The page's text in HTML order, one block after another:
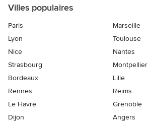
Villes populaires
Paris
Marseille
Lyon
Toulouse
Nice
Nantes
Strasbourg
Montpellier
Bordeaux
Lille
Rennes
Reims
Le Havre
Grenoble
Dijon
Angers